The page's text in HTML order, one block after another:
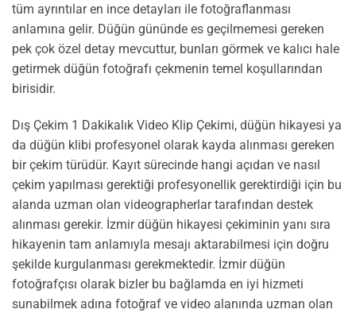
tüm ayrıntılar en ince detayları ile fotoğraflanması
anlamına gelir. Düğün gününde es geçilmemesi gereken
pek çok özel detay mevcuttur, bunları görmek ve kalıcı hale
getirmek düğün fotoğrafı çekmenin temel koşullarından
birisidir.
Dış Çekim 1 Dakikalık Video Klip Çekimi, düğün hikayesi ya
da düğün klibi profesyonel olarak kayda alınması gereken
bir çekim türüdür. Kayıt sürecinde hangi açıdan ve nasıl
çekim yapılması gerektiği profesyonellik gerektirdiği için bu
alanda uzman olan videographerlar tarafından destek
alınması gerekir. İzmir düğün hikayesi çekiminin yanı sıra
hikayenin tam anlamıyla mesajı aktarabilmesi için doğru
şekilde kurgulanması gerekmektedir. İzmir düğün
fotoğrafçısı olarak bizler bu bağlamda en iyi hizmeti
sunabilmek adına fotoğraf ve video alanında uzman olan